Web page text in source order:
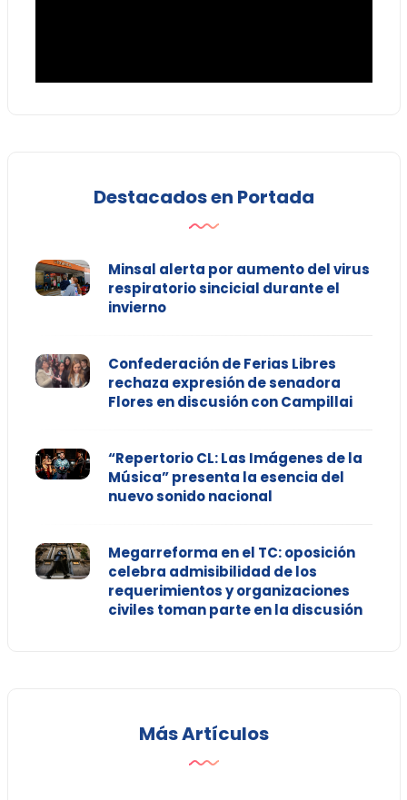
Destacados en Portada
Minsal alerta por aumento del virus
respiratorio sincicial durante el
invierno
Confederación de Ferias Libres
rechaza expresión de senadora
Flores en discusión con Campillai
“Repertorio CL: Las Imágenes de la
Música” presenta la esencia del
nuevo sonido nacional
Megarreforma en el TC: oposición
celebra admisibilidad de los
requerimientos y organizaciones
civiles toman parte en la discusión
Más Artículos